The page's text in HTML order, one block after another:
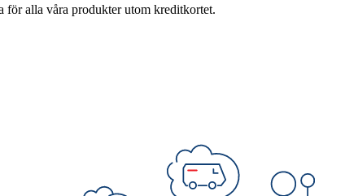
för alla våra produkter utom kreditkortet.